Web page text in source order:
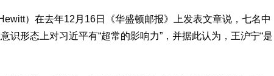
）在去年12月16日《华盛顿邮报》上发表文章说，七名中
识形态上对习近平有“超常的影响力”，并据此认为，王沪宁“是